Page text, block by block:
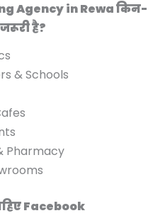
Agency in Rewa किन-
है?
& Schools
Pharmacy
Facebook